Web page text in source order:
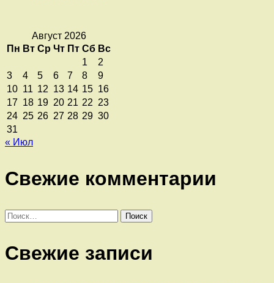
Август 2026
Пн Вт Ср Чт Пт Сб Вс
1
2
3
4 5 6 7 8
9
10 11 12 13 14 15 16
17 18 19 20 21 22 23
24 25 26 27 28 29 30
31
« Июл
Свежие комментарии
Найти:
Свежие записи